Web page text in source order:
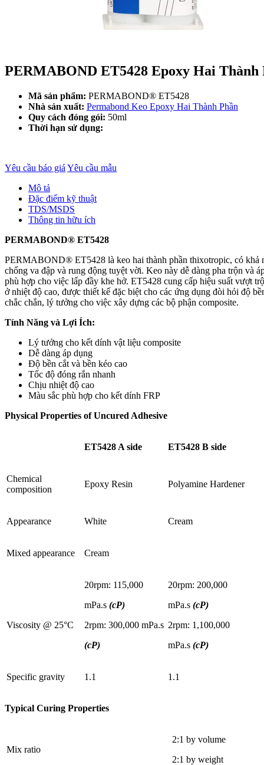
PERMABOND ET5428 Epoxy Hai Thành
Mã sản phẩm: PERMABOND® ET5428
Nhà sản xuất: Permabond Keo Epoxy Hai Thành Phần
Quy cách đóng gói: 50ml
Thời hạn sử dụng:
Yêu cầu báo giá Yêu cầu mẫu
Mô tả
Đặc điểm kỹ thuật
TDS/MSDS
Thông tin hữu ích
PERMABOND® ET5428
PERMABOND® ET5428 là keo hai thành phần thixotropic, có khả
chống va đập và rung động tuyệt vời. Keo này dễ dàng pha trộn và
phù hợp cho việc lấp đầy khe hở. ET5428 cung cấp hiệu suất vượt
ở nhiệt độ cao, được thiết kế đặc biệt cho các ứng dụng đòi hỏi độ
chắc chắn, lý tưởng cho việc xây dựng các bộ phận composite.
Tính Năng và Lợi Ích:
Lý tưởng cho kết dính vật liệu composite
Dễ dàng áp dụng
Độ bền cắt và bền kéo cao
Tốc độ đóng rắn nhanh
Chịu nhiệt độ cao
Màu sắc phù hợp cho kết dính FRP
Physical Properties of Uncured Adhesive
ET5428 A side ET5428 B side
Chemical
composition
Epoxy Resin Polyamine Hardener
Appearance White Cream
Mixed appearance Cream
Viscosity @ 25°C
20rpm: 115,000
mPa.s (cP)
2rpm: 300,000 mPa.s
(cP)
20rpm: 200,000
mPa.s (cP)
2rpm: 1,100,000
mPa.s (cP)
Specific gravity 1.1 1.1
Typical Curing Properties
Mix ratio
2:1 by volume
2:1 by weight